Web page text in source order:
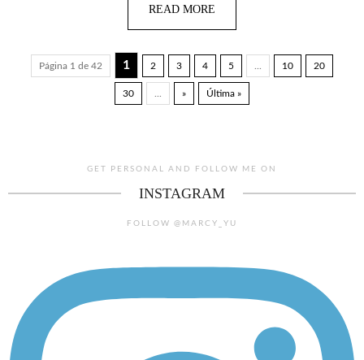
READ MORE
Página 1 de 42 1 2 3 4 5 10 20
30 » Última »
GET PERSONAL AND FOLLOW ME ON
INSTAGRAM
FOLLOW @MARCY_YU